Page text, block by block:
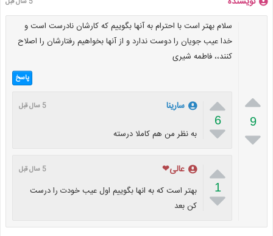

9

سلام بهتر است با احترام به آنها بگوییم که کارشان نادرست است و
خدا عیب جویان را دوست ندارد و از آنها بخواهیم رفتارشان را اصلاح
کنند،، فاطمه شیری
پاسخ

6

سارینا 5 سال قبل
به نظر من هم کاملا درسته

1

عالی❤ 5 سال قبل
بهتر است که به انها بگوییم اول عیب خودت را درست
کن بعد